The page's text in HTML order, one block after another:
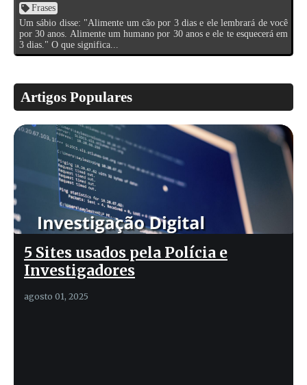
Frases
Um sábio disse: "Alimente um cão por 3 dias e ele lembrará de você
por 30 anos. Alimente um humano por 30 anos e ele te esquecerá em
3 dias." O que significa...
Artigos Populares
5 Sites usados pela Polícia e
Investigadores
agosto 01, 2025